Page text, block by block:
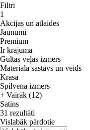
Filtri
1
Akcijas un atlaides
Jaunumi
Premium
Ir krājumā
Gultas veļas izmērs
Materiāla sastāvs un veids
Krāsa
Spilvena izmērs
+ Vairāk (12)
Satīns
31 rezultāti
Vislabāk pārdotie